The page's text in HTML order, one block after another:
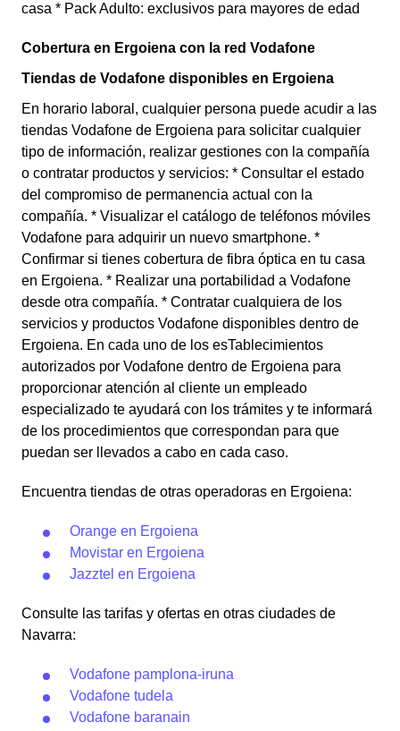
casa * Pack Adulto: exclusivos para mayores de edad
Cobertura en Ergoiena con la red Vodafone
Tiendas de Vodafone disponibles en Ergoiena
En horario laboral, cualquier persona puede acudir a las
tiendas Vodafone de Ergoiena para solicitar cualquier
tipo de información, realizar gestiones con la compañía
o contratar productos y servicios: * Consultar el estado
del compromiso de permanencia actual con la
compañía. * Visualizar el catálogo de teléfonos móviles
Vodafone para adquirir un nuevo smartphone. *
Confirmar si tienes cobertura de fibra óptica en tu casa
en Ergoiena. * Realizar una portabilidad a Vodafone
desde otra compañía. * Contratar cualquiera de los
servicios y productos Vodafone disponibles dentro de
Ergoiena. En cada uno de los esTablecimientos
autorizados por Vodafone dentro de Ergoiena para
proporcionar atención al cliente un empleado
especializado te ayudará con los trámites y te informará
de los procedimientos que correspondan para que
puedan ser llevados a cabo en cada caso.
Encuentra tiendas de otras operadoras en Ergoiena:
Orange en Ergoiena
Movistar en Ergoiena
Jazztel en Ergoiena
Consulte las tarifas y ofertas en otras ciudades de
Navarra:
Vodafone pamplona-iruna
Vodafone tudela
Vodafone baranain